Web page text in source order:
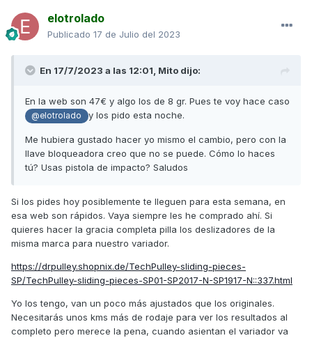
elotrolado
Publicado 17 de Julio del 2023
En 17/7/2023 a las 12:01, Mito dijo:
En la web son 47€ y algo los de 8 gr. Pues te voy hace caso
@elotrolado y los pido esta noche.
Me hubiera gustado hacer yo mismo el cambio, pero con la
llave bloqueadora creo que no se puede. Cómo lo haces
tú? Usas pistola de impacto? Saludos
Si los pides hoy posiblemente te lleguen para esta semana, en
esa web son rápidos. Vaya siempre les he comprado ahí. Si
quieres hacer la gracia completa pilla los deslizadores de la
misma marca para nuestro variador.
https://drpulley.shopnix.de/TechPulley-sliding-pieces-
SP/TechPulley-sliding-pieces-SP01-SP2017-N-SP1917-N::337.html
Yo los tengo, van un poco más ajustados que los originales.
Necesitarás unos kms más de rodaje para ver los resultados al
completo pero merece la pena, cuando asientan el variador va